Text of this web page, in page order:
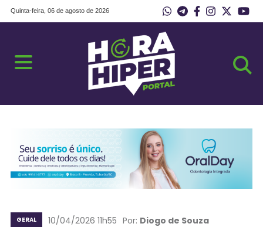
Quinta-feira, 06 de agosto de 2026
GERAL 10/04/2026 11h55 Por: Diogo de Souza